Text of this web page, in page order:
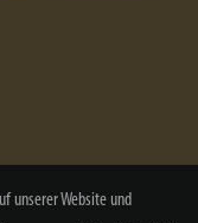
unserer Website und